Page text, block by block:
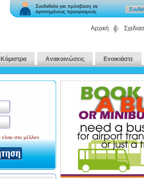
Συνδεθείτε για πρόσβαση σε
αγαπημένους προορισμούς
Αρχική
Κόμιστρα Ανακοινώσεις Ενοικιάστε
στο μέλλον.